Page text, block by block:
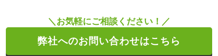
＼お気軽にご相談ください！／
弊社へのお問い合わせはこちら